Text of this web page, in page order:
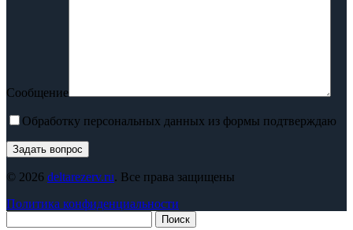
Сообщение
Обработку персональных данных из формы подтверждаю
© 2026 deltarezerv.ru. Все права защищены
Политика конфиденциальности
Поиск